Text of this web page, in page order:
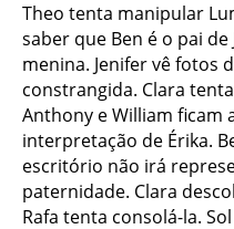
Theo tenta manipular
saber que Ben é o pai
menina. Jenifer vê fotos
constrangida. Clara
Anthony e William ficam
interpretação de Érika.
escritório não irá
paternidade. Clara
Rafa tenta consolá-la.